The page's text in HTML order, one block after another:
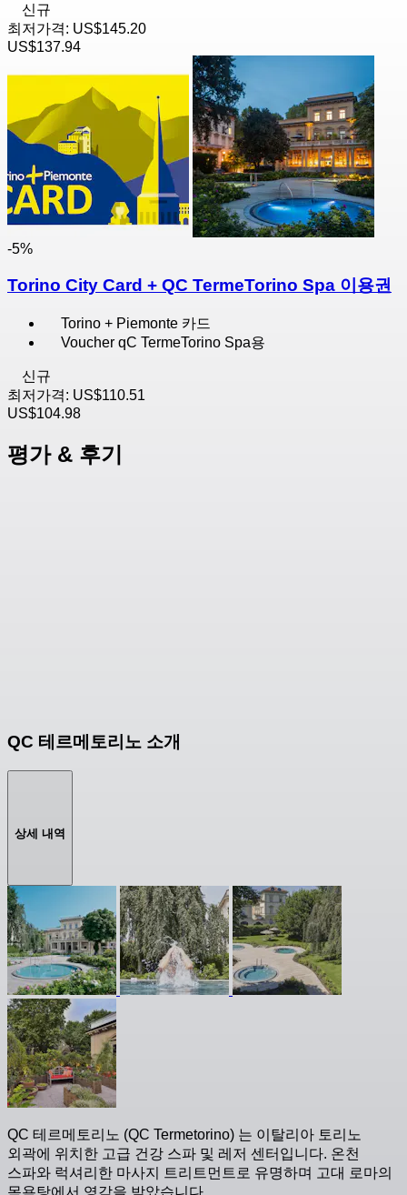
신규
최저가격: US$145.20
US$137.94
-5%
Torino City Card + QC TermeTorino Spa 이용권
Torino + Piemonte 카드
Voucher qC TermeTorino Spa용
신규
최저가격: US$110.51
US$104.98
평가 & 후기
QC 테르메토리노 소개
상세 내역
QC 테르메토리노 (QC Termetorino) 는 이탈리아 토리노
외곽에 위치한 고급 건강 스파 및 레저 센터입니다. 온천
스파와 럭셔리한 마사지 트리트먼트로 유명하며 고대 로마의
목욕탕에서 영감을 받았습니다.